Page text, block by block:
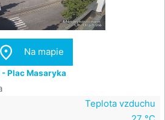
 Na mapie
Plac Masaryka
Teplota vzduchu